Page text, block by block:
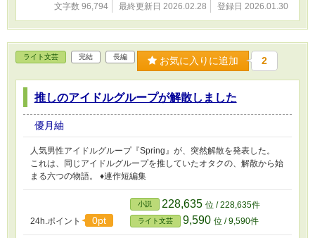
文字数 96,794 最終更新日 2026.02.28 登録日 2026.01.30
ライト文芸 完結 長編 お気に入りに追加 2
推しのアイドルグループが解散しました
優月紬
人気男性アイドルグループ『Spring』が、突然解散を発表した。
これは、同じアイドルグループを推していたオタクの、解散から始
まる六つの物語。 ♦︎連作短編集
24h.ポイント 0pt
小説 228,635 位 / 228,635件
ライト文芸 9,590 位 / 9,590件